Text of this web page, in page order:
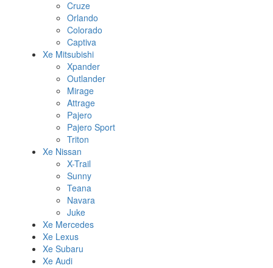
Cruze
Orlando
Colorado
Captiva
Xe Mitsubishi
Xpander
Outlander
Mirage
Attrage
Pajero
Pajero Sport
Triton
Xe Nissan
X-Trail
Sunny
Teana
Navara
Juke
Xe Mercedes
Xe Lexus
Xe Subaru
Xe Audi